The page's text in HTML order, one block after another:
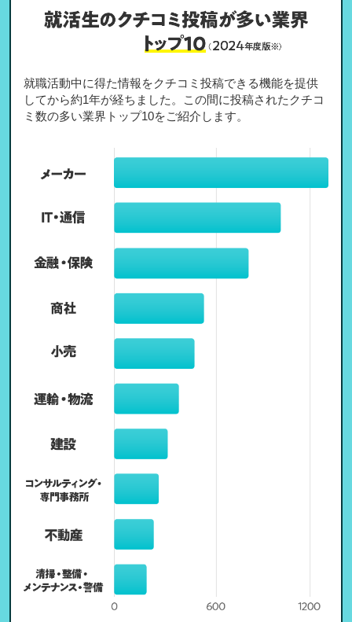
就職活動中に得た情報をクチコミ投稿できる機能を提供
してから約1年が経ちました。この間に投稿されたクチコ
ミ数の多い業界トップ10をご紹介します。